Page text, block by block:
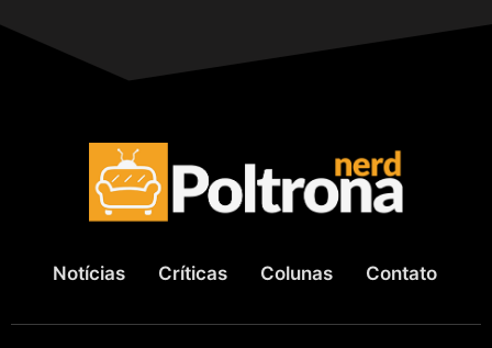
Notícias Críticas Colunas Contato